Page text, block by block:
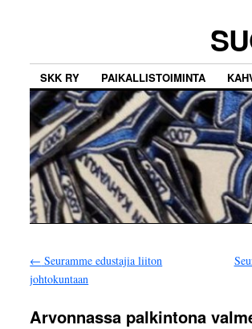
SKK RY PAIKALLISTOIMINTA
← Seuramme edustajia liiton
johtokuntaan
Arvonnassa palkintona